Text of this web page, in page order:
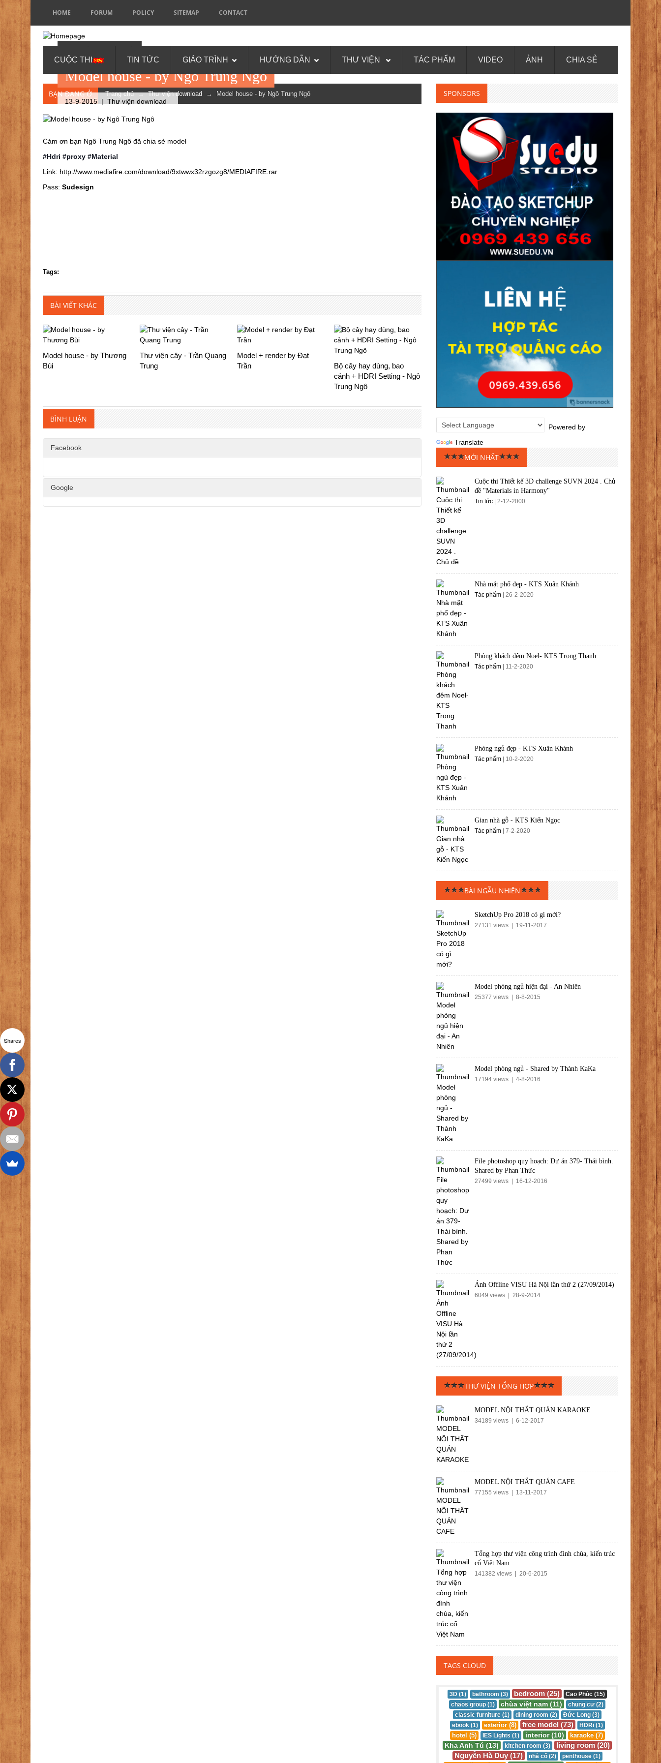
HOME FORUM POLICY SITEMAP CONTACT
CUỘC THI TIN TỨC GIÁO TRÌNH HƯỚNG DẪN THƯ VIỆN TÁC PHẨM VIDEO ẢNH CHIA SẺ
BẠN ĐANG Ở Trang chủ→Thư viện download → Model house - by Ngô Trung Ngô
BY NGÔ TRUNG NGÔ
Model house - by Ngô Trung Ngô
13-9-2015 | Thư viện download
Cám ơn bạn Ngô Trung Ngô đã chia sẻ model
#Hdri #proxy #Material
Link: http://www.mediafire.com/download/9xtwwx32rzgozg8/MEDIAFIRE.rar
Pass: Sudesign
Tags:
BÀI VIẾT KHÁC
Model house - by Thương
Bùi‎
Thư viện cây - Trần Quang
Trung
Model + render by Đạt
Trần
Bộ cây hay dùng, bao
cảnh + HDRI Setting - Ngô
Trung Ngô
BÌNH LUẬN
Facebook
Google
SPONSORS
Powered by
Translate
MỚI NHẤT
Cuộc thi Thiết kế 3D challenge SUVN 2024 . Chủ
đề "Materials in Harmony"
Tin tức| 2-12-2000
Nhà mặt phố đẹp - KTS Xuân Khánh
Tác phẩm | 26-2-2020
Phòng khách đêm Noel- KTS Trọng Thanh
Tác phẩm | 11-2-2020
Phòng ngủ đẹp - KTS Xuân Khánh
Tác phẩm | 10-2-2020
Gian nhà gỗ - KTS Kiến Ngọc
Tác phẩm | 7-2-2020
BÀI NGẪU NHIÊN
SketchUp Pro 2018 có gì mới?
27131 views | 19-11-2017
Model phòng ngủ hiện đại - An Nhiên
25377 views | 8-8-2015
Model phòng ngủ - Shared by Thành KaKa
17194 views | 4-8-2016
File photoshop quy hoạch: Dự án 379- Thái bình.
Shared by Phan Thức
27499 views | 16-12-2016
Ảnh Offline VISU Hà Nội lần thứ 2 (27/09/2014)
6049 views | 28-9-2014
THƯ VIỆN TỔNG HỢP
MODEL NỘI THẤT QUÁN KARAOKE
34189 views | 6-12-2017
MODEL NỘI THẤT QUÁN CAFE
77155 views | 13-11-2017
Tổng hợp thư viện công trình đình chùa, kiến trúc
cổ Việt Nam
141382 views | 20-6-2015
TAGS CLOUD
3D (1) bathroom (3) bedroom (25)
Cao Phúc (15)
chaos group (1)
chùa việt nam (11)
chung cư (2)
classic furniture (1)
dining room (2)
Đức Long (3)
ebook (1)
exterior (8) free model (73) HDRi (1)
hotel (5) IES Lights (1) interior (10) karaoke (7)
Kha Anh Tú (13) kitchen room (3)
living room (20)
Nguyễn Hà Duy (17)
nhà cổ (2) penthouse (1)
Shares